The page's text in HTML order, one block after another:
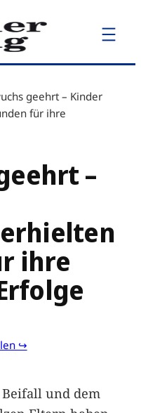
geehrt – Kinder
für ihre
–
ihre
↪
und dem